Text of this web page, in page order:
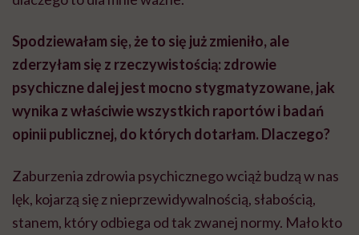
Spodziewałam się, że to się już zmieniło, ale
zderzyłam się z rzeczywistością: zdrowie
psychiczne dalej jest mocno stygmatyzowane, jak
wynika z właściwie wszystkich raportów i badań
opinii publicznej, do których dotarłam. Dlaczego?
Zaburzenia zdrowia psychicznego wciąż budzą w nas
lęk, kojarzą się z nieprzewidywalnością, słabością,
stanem, który odbiega od tak zwanej normy. Mało kto